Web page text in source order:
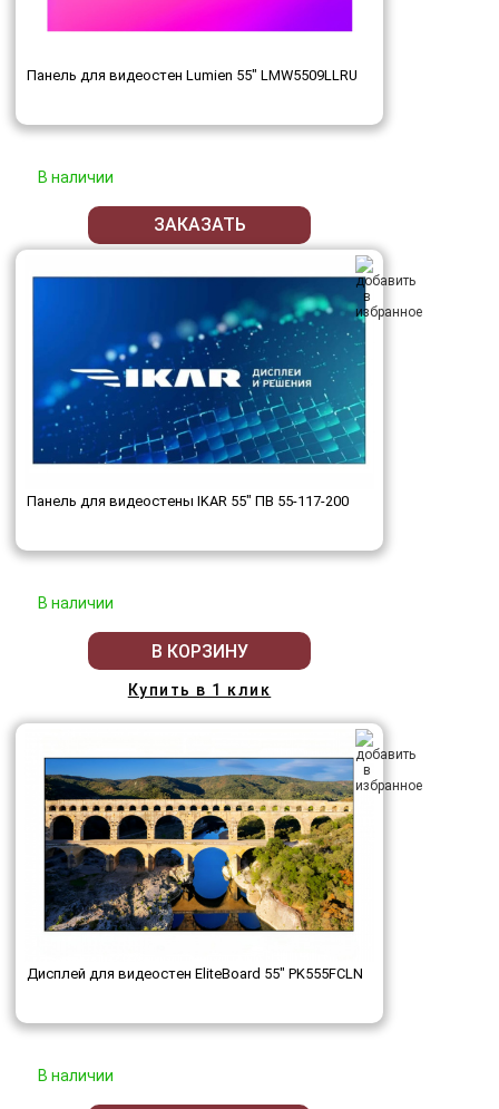
Панель для видеостен Lumien 55" LMW5509LLRU
В наличии
ЗАКАЗАТЬ
Панель для видеостены IKAR 55" ПВ 55-117-200
В наличии
В КОРЗИНУ
Купить в 1 клик
Дисплей для видеостен EliteBoard 55" PK555FCLN
В наличии